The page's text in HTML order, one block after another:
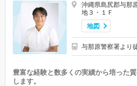
沖縄県島尻郡与那
地３・１Ｆ
地図
与那原警察署より
豊富な経験と数多くの実績から培った
します。